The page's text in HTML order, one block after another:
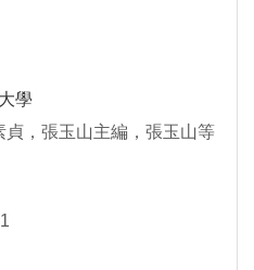
學
，張玉山主編，張玉山等